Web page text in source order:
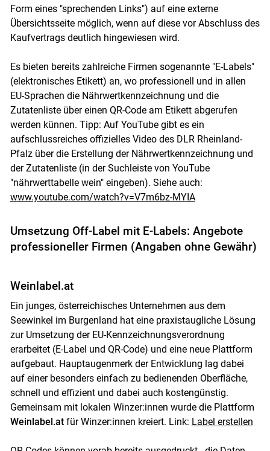
Form eines "sprechenden Links") auf eine externe
Übersichtsseite möglich, wenn auf diese vor Abschluss des
Kaufvertrags deutlich hingewiesen wird.
Es bieten bereits zahlreiche Firmen sogenannte "E-Labels"
(elektronisches Etikett) an, wo professionell und in allen
EU-Sprachen die Nährwertkennzeichnung und die
Zutatenliste über einen QR-Code am Etikett abgerufen
werden künnen. Tipp: Auf YouTube gibt es ein
aufschlussreiches offizielles Video des DLR Rheinland-
Pfalz über die Erstellung der Nährwertkennzeichnung und
der Zutatenliste (in der Suchleiste von YouTube
"nährwerttabelle wein" eingeben). Siehe auch:
www.youtube.com/watch?v=V7m6bz-MYIA
Umsetzung Off-Label mit E-Labels: Angebote
professioneller Firmen (Angaben ohne Gewähr)
Weinlabel.at
Ein junges, österreichisches Unternehmen aus dem
Seewinkel im Burgenland hat eine praxistaugliche Lösung
zur Umsetzung der EU-Kennzeichnungsverordnung
erarbeitet (E-Label und QR-Code) und eine neue Plattform
aufgebaut. Hauptaugenmerk der Entwicklung lag dabei
auf einer besonders einfach zu bedienenden Oberfläche,
schnell und effizient und dabei auch kostengünstig.
Gemeinsam mit lokalen Winzer:innen wurde die Plattform
Weinlabel.atfür Winzer:innen kreiert. Link: Label erstellen